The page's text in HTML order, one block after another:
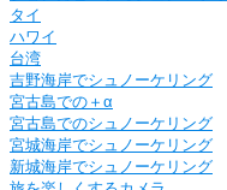
タイ
ハワイ
台湾
吉野海岸でシュノーケリング
宮古島での＋α
宮古島でのシュノーケリング
宮城海岸でシュノーケリング
新城海岸でシュノーケリング